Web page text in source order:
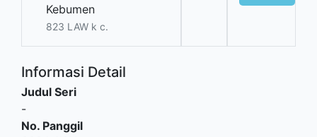
Kebumen
823 LAW k c.
Informasi Detail
Judul Seri
-
No. Panggil